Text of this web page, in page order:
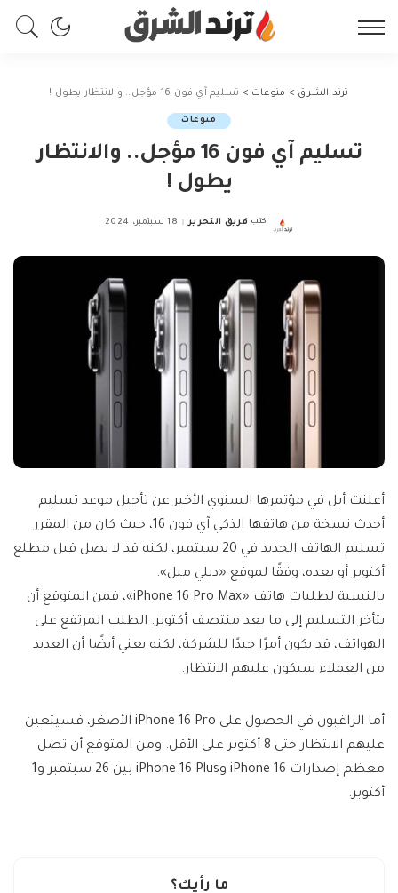
ترند الشرق > منوعات > تسليم آي فون 16 مؤجل.. والانتظار يطول !
منوعات
تسليم آي فون 16 مؤجل.. والانتظار
يطول !
Posted
كتب فريق التحرير 18 سبتمبر، 2024
أعلنت أبل في مؤتمرها السنوي الأخير عن تأجيل موعد تسليم
أحدث نسخة من هاتفها الذكي آي فون 16، حيث كان من المقرر
تسليم الهاتف الجديد في 20 سبتمبر، لكنه قد لا يصل قبل مطلع
أكتوبر أو بعده، وفقًا لموقع «ديلي ميل».
بالنسبة لطلبات هاتف «iPhone 16 Pro Max»، فمن المتوقع أن
يتأخر التسليم إلى ما بعد منتصف أكتوبر. الطلب المرتفع على
الهواتف، قد يكون أمرًا جيدًا للشركة، لكنه يعني أيضًا أن العديد
من العملاء سيكون عليهم الانتظار.
أما الراغبون في الحصول على iPhone 16 Pro الأصغر، فسيتعين
عليهم الانتظار حتى 8 أكتوبر على الأقل. ومن المتوقع أن تصل
معظم إصدارات iPhone 16 وiPhone 16 Plus بين 26 سبتمبر و1
أكتوبر.
ما رأيك؟